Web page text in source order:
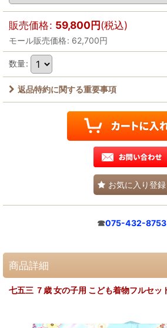
販売価格: 59,800円(税込)
モール販売価格: 62,700円
数量:
返品特約に関する重要事項
お気に入り登録
☎075-432-8753
商品詳細
七五三 ７歳 女の子用 こども着物フルセッ